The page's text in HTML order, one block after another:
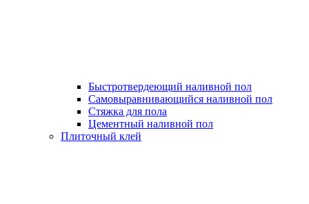
Быстротвердеющий наливной пол
Самовыравнивающийся наливной пол
Стяжка для пола
Цементный наливной пол
Плиточный клей